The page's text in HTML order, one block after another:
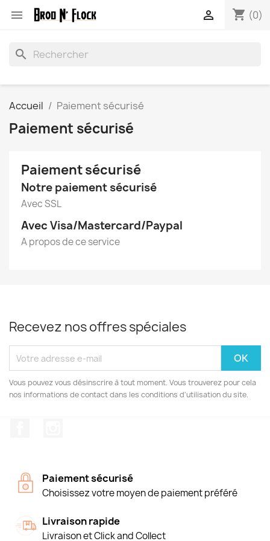
 shopping_cart (0)

search
Accueil Paiement sécurisé
Paiement sécurisé
Paiement sécurisé
Notre paiement sécurisé
Avec SSL
Avec Visa/Mastercard/Paypal
A propos de ce service
Recevez nos offres spéciales
Vous pouvez vous désinscrire à tout moment. Vous trouverez pour cela
nos informations de contact dans les conditions d'utilisation du site.
Paiement sécurisé
Choisissez votre moyen de paiement préféré
Livraison rapide
Livraison et Click and Collect